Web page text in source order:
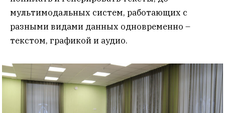
мультимодальных систем, работающих с
разными видами данных одновременно –
текстом, графикой и аудио.